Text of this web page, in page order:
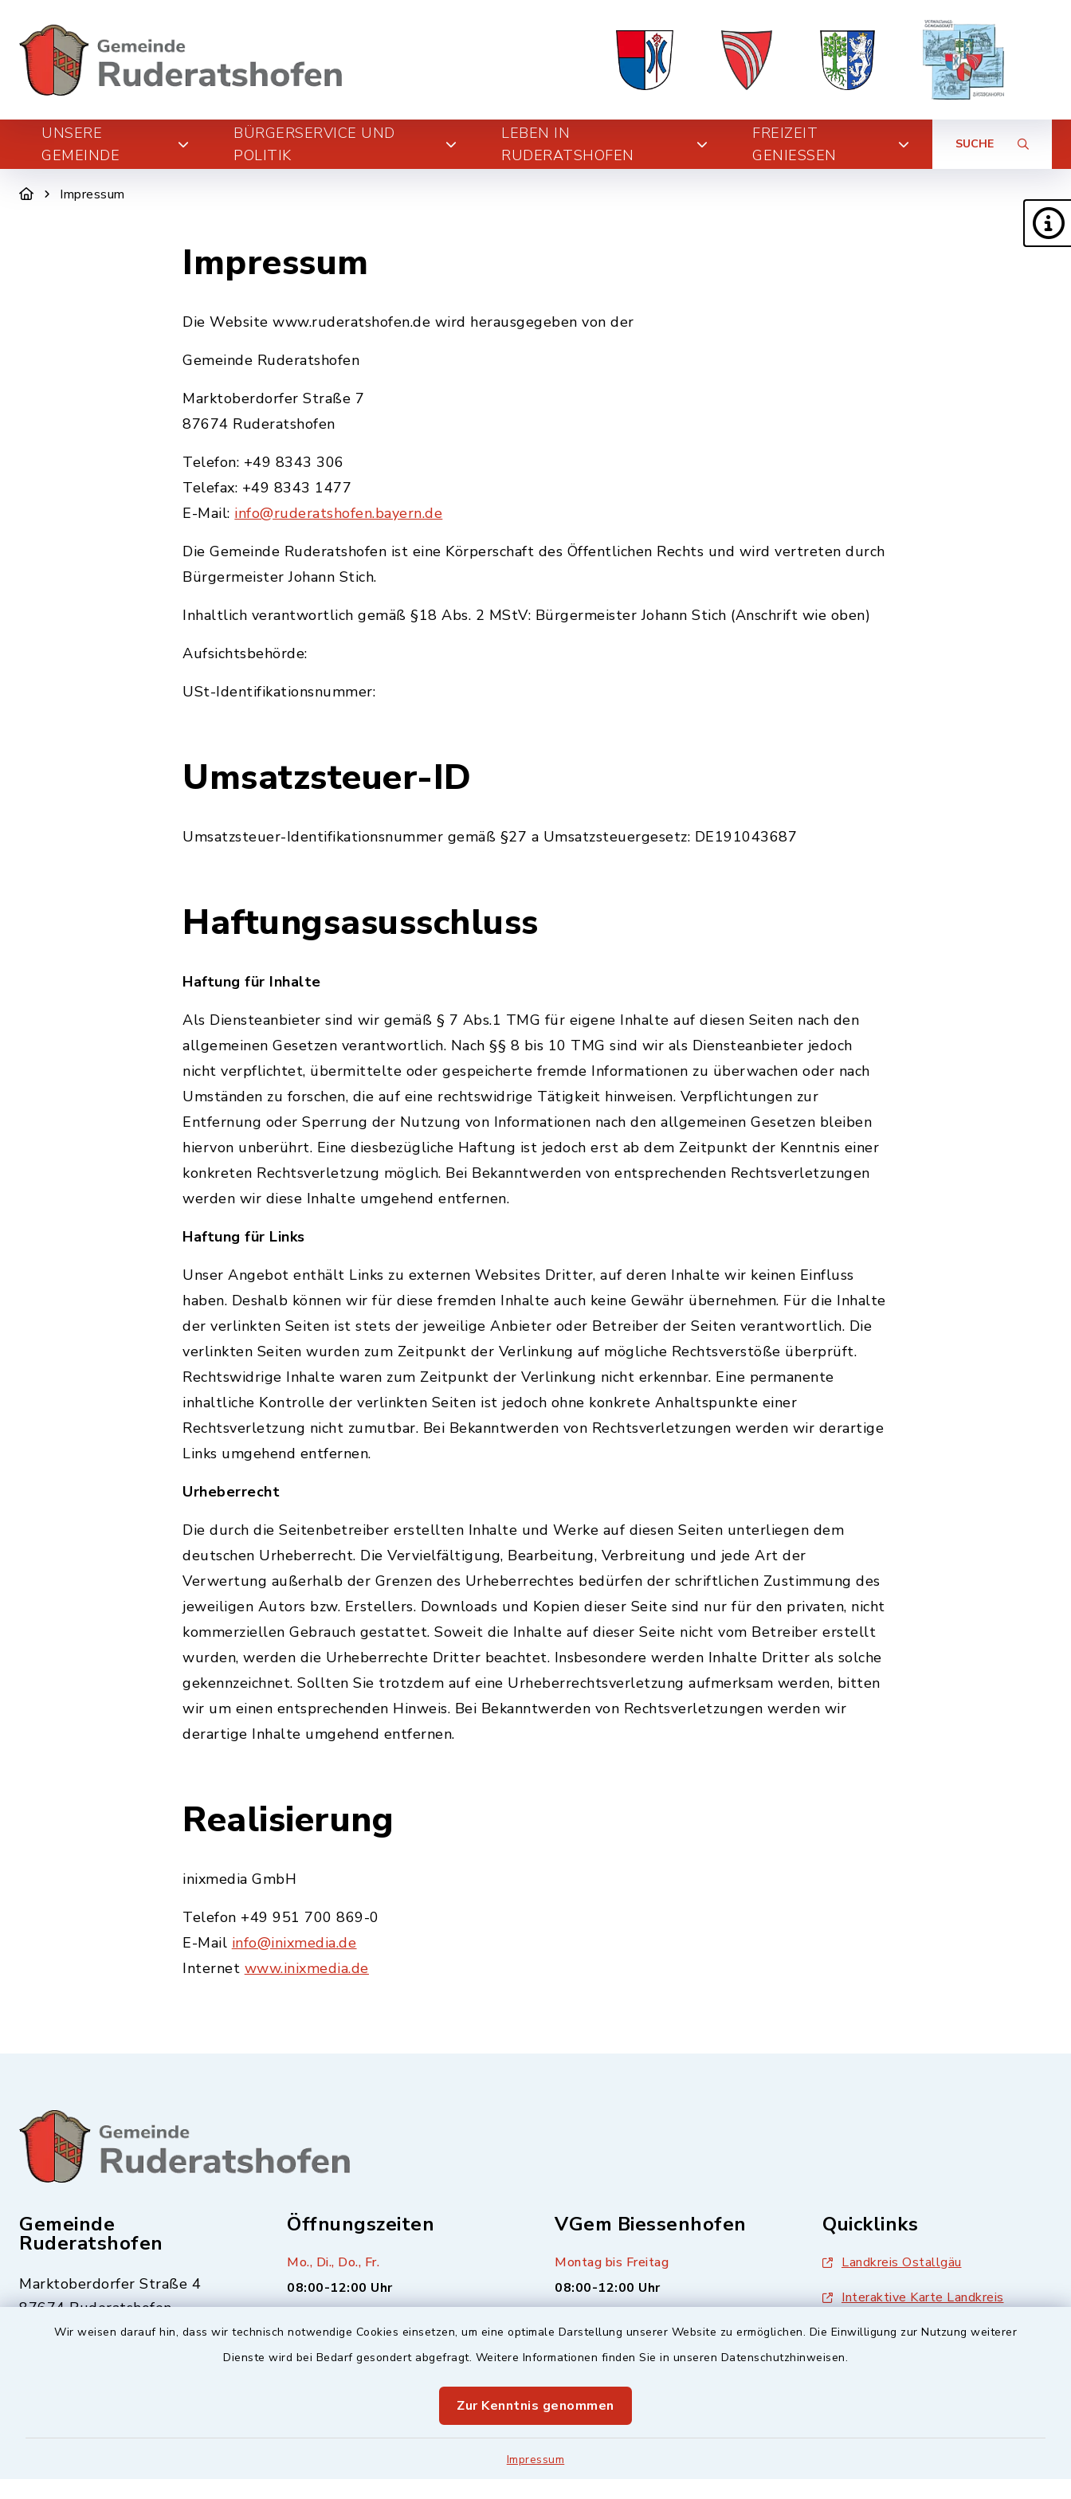
Wir weisen darauf hin, dass wir technisch notwendige Cookies einsetzen, um eine optimale Darstellung unserer Website zu ermöglichen. Die Einwilligung zur Nutzung weiterer
Dienste wird bei Bedarf gesondert abgefragt. Weitere Informationen finden Sie in unseren Datenschutzhinweisen.
Zur Kenntnis genommen
Impressum
UNSERE
GEMEINDE
BÜRGERSERVICE UND
POLITIK
LEBEN IN
RUDERATSHOFEN
FREIZEIT
GENIESSEN
SUCHE
Impressum
Impressum
Die Website www.ruderatshofen.de wird herausgegeben von der
Gemeinde Ruderatshofen
Marktoberdorfer Straße 7
87674 Ruderatshofen
Telefon: +49 8343 306
Telefax: +49 8343 1477
E-Mail: info@ruderatshofen.bayern.de
Die Gemeinde Ruderatshofen ist eine Körperschaft des Öffentlichen Rechts und wird vertreten durch
Bürgermeister Johann Stich.
Inhaltlich verantwortlich gemäß §18 Abs. 2 MStV: Bürgermeister Johann Stich (Anschrift wie oben)
Aufsichtsbehörde:
USt-Identifikationsnummer:
Umsatzsteuer-ID
Umsatzsteuer-Identifikationsnummer gemäß §27 a Umsatzsteuergesetz: DE191043687
Haftungsasusschluss
Haftung für Inhalte
Als Diensteanbieter sind wir gemäß § 7 Abs.1 TMG für eigene Inhalte auf diesen Seiten nach den
allgemeinen Gesetzen verantwortlich. Nach §§ 8 bis 10 TMG sind wir als Diensteanbieter jedoch
nicht verpflichtet, übermittelte oder gespeicherte fremde Informationen zu überwachen oder nach
Umständen zu forschen, die auf eine rechtswidrige Tätigkeit hinweisen. Verpflichtungen zur
Entfernung oder Sperrung der Nutzung von Informationen nach den allgemeinen Gesetzen bleiben
hiervon unberührt. Eine diesbezügliche Haftung ist jedoch erst ab dem Zeitpunkt der Kenntnis einer
konkreten Rechtsverletzung möglich. Bei Bekanntwerden von entsprechenden Rechtsverletzungen
werden wir diese Inhalte umgehend entfernen.
Haftung für Links
Unser Angebot enthält Links zu externen Websites Dritter, auf deren Inhalte wir keinen Einfluss
haben. Deshalb können wir für diese fremden Inhalte auch keine Gewähr übernehmen. Für die Inhalte
der verlinkten Seiten ist stets der jeweilige Anbieter oder Betreiber der Seiten verantwortlich. Die
verlinkten Seiten wurden zum Zeitpunkt der Verlinkung auf mögliche Rechtsverstöße überprüft.
Rechtswidrige Inhalte waren zum Zeitpunkt der Verlinkung nicht erkennbar. Eine permanente
inhaltliche Kontrolle der verlinkten Seiten ist jedoch ohne konkrete Anhaltspunkte einer
Rechtsverletzung nicht zumutbar. Bei Bekanntwerden von Rechtsverletzungen werden wir derartige
Links umgehend entfernen.
Urheberrecht
Die durch die Seitenbetreiber erstellten Inhalte und Werke auf diesen Seiten unterliegen dem
deutschen Urheberrecht. Die Vervielfältigung, Bearbeitung, Verbreitung und jede Art der
Verwertung außerhalb der Grenzen des Urheberrechtes bedürfen der schriftlichen Zustimmung des
jeweiligen Autors bzw. Erstellers. Downloads und Kopien dieser Seite sind nur für den privaten, nicht
kommerziellen Gebrauch gestattet. Soweit die Inhalte auf dieser Seite nicht vom Betreiber erstellt
wurden, werden die Urheberrechte Dritter beachtet. Insbesondere werden Inhalte Dritter als solche
gekennzeichnet. Sollten Sie trotzdem auf eine Urheberrechtsverletzung aufmerksam werden, bitten
wir um einen entsprechenden Hinweis. Bei Bekanntwerden von Rechtsverletzungen werden wir
derartige Inhalte umgehend entfernen.
Realisierung
inixmedia GmbH
Telefon +49 951 700 869-0
E-Mail info@inixmedia.de
Internet www.inixmedia.de
Gemeinde
Ruderatshofen
Marktoberdorfer Straße 4
87674 Ruderatshofen
info@ruderatshofen.bayern.de
Öffnungszeiten
Mo., Di., Do., Fr.
08:00-12:00 Uhr
Mittwoch zusätzlich (alle 14 Tage,
VGem Biessenhofen
Montag bis Freitag
08:00-12:00 Uhr
Montag (nur Bürgerbüro)
14:00-17:00 Uhr
Mittwoch zusätzlich
16:00-18:00 Uhr
Quicklinks
Landkreis Ostallgäu
Interaktive Karte Landkreis
BayernPortal